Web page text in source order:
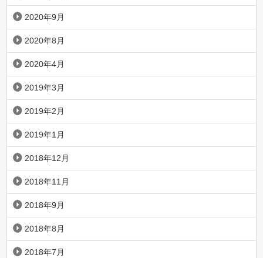
2020年9月
2020年8月
2020年4月
2019年3月
2019年2月
2019年1月
2018年12月
2018年11月
2018年9月
2018年8月
2018年7月